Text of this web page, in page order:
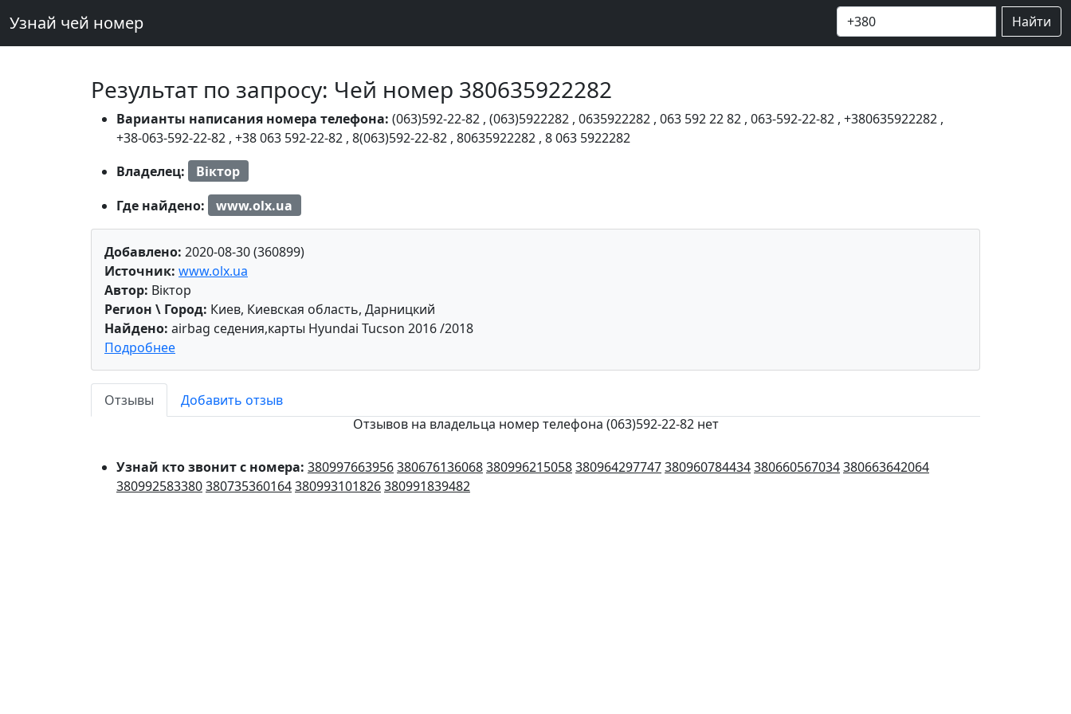
Узнай чей номер Найти
Результат по запросу: Чей номер 380635922282
Варианты написания номера телефона: (063)592-22-82 , (063)5922282 , 0635922282 , 063 592 22 82 , 063-592-22-82 , +380635922282 ,
+38-063-592-22-82 , +38 063 592-22-82 , 8(063)592-22-82 , 80635922282 , 8 063 5922282
Владелец:
Віктор
Где найдено:
www.olx.ua
Добавлено: 2020-08-30 (360899)
Источник: www.olx.ua
Автор: Віктор
Регион \ Город: Киев, Киевская область, Дарницкий
Найдено: airbag седения,карты Hyundai Tucson 2016 /2018
Подробнее
Отзывы
Добавить отзыв
Отзывов на владельца номер телефона (063)592-22-82 нет
Узнай кто звонит с номера: 380997663956380676136068380996215058380964297747380960784434380660567034380663642064
380992583380380735360164380993101826380991839482